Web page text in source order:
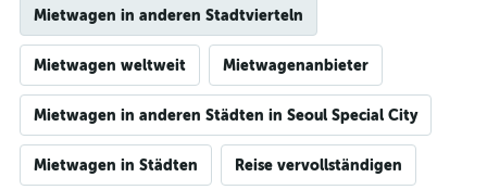
Mietwagen in anderen Stadtvierteln
Mietwagen weltweit Mietwagenanbieter
Mietwagen in anderen Städten in Seoul Special City
Mietwagen in Städten Reise vervollständigen